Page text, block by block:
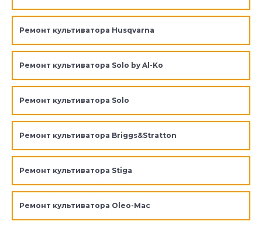
Ремонт культиватора Husqvarna
Ремонт культиватора Solo by Al-Ko
Ремонт культиватора Solo
Ремонт культиватора Briggs&Stratton
Ремонт культиватора Stiga
Ремонт культиватора Oleo-Mac